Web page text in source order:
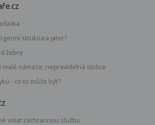
struktura jater?
žebry
malé námaze, nepravidelná stolice
- co to může být?
volat záchrannou službu